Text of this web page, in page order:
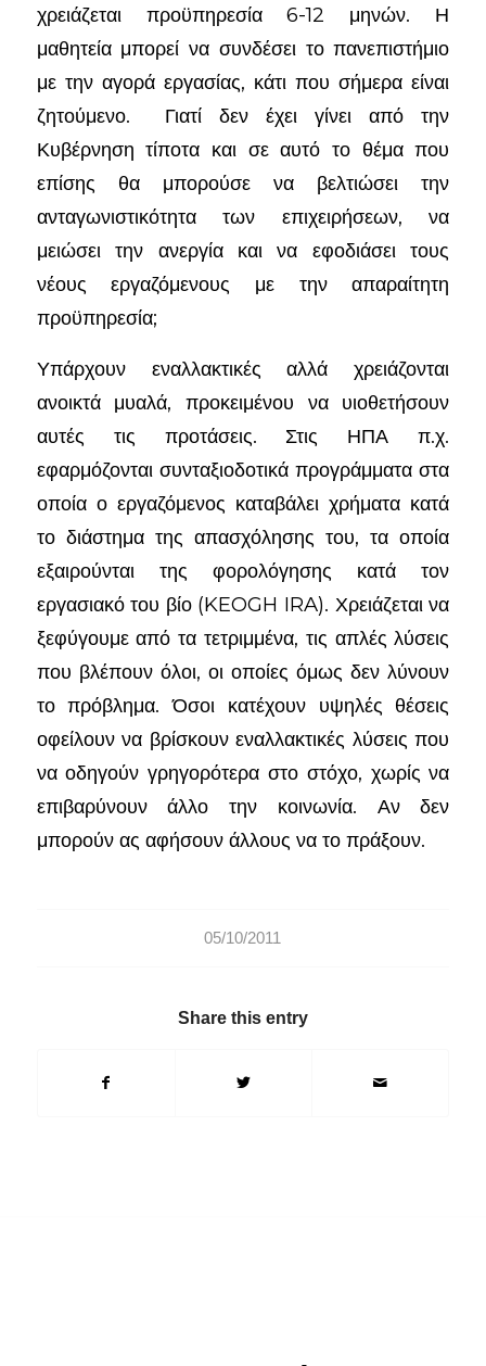
χρειάζεται προϋπηρεσία 6-12 μηνών. Η
μαθητεία μπορεί να συνδέσει το πανεπιστήμιο
με την αγορά εργασίας, κάτι που σήμερα είναι
ζητούμενο. Γιατί δεν έχει γίνει από την
Κυβέρνηση τίποτα και σε αυτό το θέμα που
επίσης θα μπορούσε να βελτιώσει την
ανταγωνιστικότητα των επιχειρήσεων, να
μειώσει την ανεργία και να εφοδιάσει τους
νέους εργαζόμενους με την απαραίτητη
προϋπηρεσία;
Υπάρχουν εναλλακτικές αλλά χρειάζονται
ανοικτά μυαλά, προκειμένου να υιοθετήσουν
αυτές τις προτάσεις. Στις ΗΠΑ π.χ.
εφαρμόζονται συνταξιοδοτικά προγράμματα στα
οποία ο εργαζόμενος καταβάλει χρήματα κατά
το διάστημα της απασχόλησης του, τα οποία
εξαιρούνται της φορολόγησης κατά τον
εργασιακό του βίο (KEOGH IRA). Χρειάζεται να
ξεφύγουμε από τα τετριμμένα, τις απλές λύσεις
που βλέπουν όλοι, οι οποίες όμως δεν λύνουν
το πρόβλημα. Όσοι κατέχουν υψηλές θέσεις
οφείλουν να βρίσκουν εναλλακτικές λύσεις που
να οδηγούν γρηγορότερα στο στόχο, χωρίς να
επιβαρύνουν άλλο την κοινωνία. Αν δεν
μπορούν ας αφήσουν άλλους να το πράξουν.
05/10/2011
Share this entry